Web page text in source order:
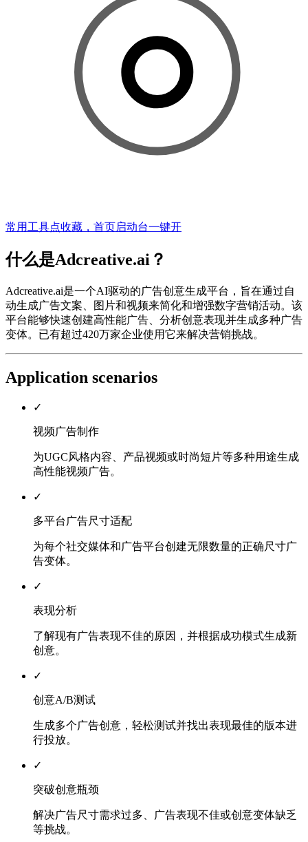
常用工具点收藏，首页启动台一键开
什么是Adcreative.ai？
Adcreative.ai是一个AI驱动的广告创意生成平台，旨在通过自
动生成广告文案、图片和视频来简化和增强数字营销活动。该
平台能够快速创建高性能广告、分析创意表现并生成多种广告
变体。已有超过420万家企业使用它来解决营销挑战。
Application scenarios
✓
视频广告制作
为UGC风格内容、产品视频或时尚短片等多种用途生成
高性能视频广告。
✓
多平台广告尺寸适配
为每个社交媒体和广告平台创建无限数量的正确尺寸广
告变体。
✓
表现分析
了解现有广告表现不佳的原因，并根据成功模式生成新
创意。
✓
创意A/B测试
生成多个广告创意，轻松测试并找出表现最佳的版本进
行投放。
✓
突破创意瓶颈
解决广告尺寸需求过多、广告表现不佳或创意变体缺乏
等挑战。